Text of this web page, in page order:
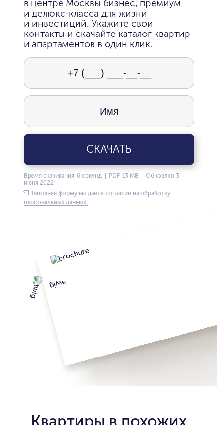
в центре Москвы бизнес, премиум
и делюкс-класса для жизни
и инвестиций. Укажите свои
контакты и скачайте каталог квартир
и апартаментов в один клик.
СКАЧАТЬ
Время скачивания: 6 секунд | PDF, 13 MB | Обновлён 3
июня 2022
Заполняя форму вы даете согласие на обработку
персональных данных.
Квартиры в похожих